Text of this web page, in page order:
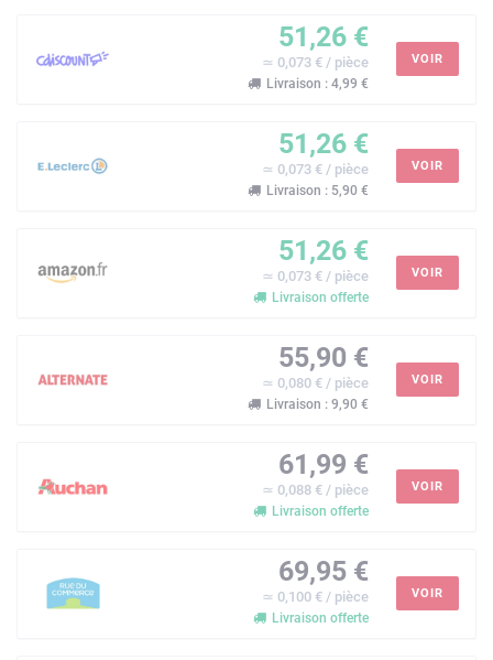
51,26 €
≃ 0,073 € / pièce
Livraison : 4,99 €
VOIR
51,26 €
≃ 0,073 € / pièce
Livraison : 5,90 €
VOIR
51,26 €
≃ 0,073 € / pièce
Livraison offerte
VOIR
55,90 €
≃ 0,080 € / pièce
Livraison : 9,90 €
VOIR
61,99 €
≃ 0,088 € / pièce
Livraison offerte
VOIR
69,95 €
≃ 0,100 € / pièce
Livraison offerte
VOIR